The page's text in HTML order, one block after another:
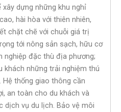
dựng những khu nghỉ
hài hòa với thiên nhiên,
chặt chẽ với chuỗi giá trị
tới nông sản sạch, hữu cơ
nghiệp đặc thù địa phương;
khách những trải nghiệm thú
Hệ thống giao thông cần
an toàn cho du khách và
dịch vụ du lịch. Bảo vệ môi